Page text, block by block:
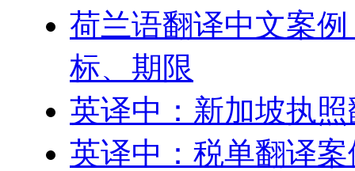
荷兰语翻译中文案
标、期限
英译中：新加坡执
英译中：税单翻译案